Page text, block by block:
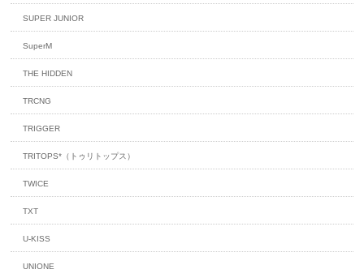
SUPER JUNIOR
SuperM
THE HIDDEN
TRCNG
TRIGGER
TRITOPS*（トゥリトップス）
TWICE
TXT
U-KISS
UNIONE